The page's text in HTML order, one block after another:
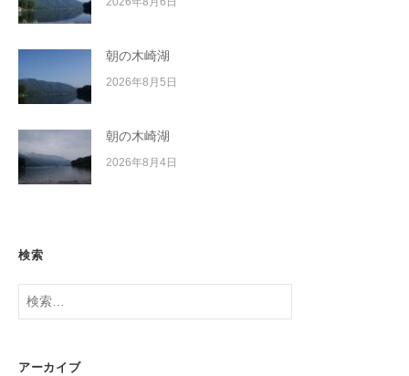
朝の木崎湖
2026年8月5日
朝の木崎湖
2026年8月4日
検索
検
アーカイブ